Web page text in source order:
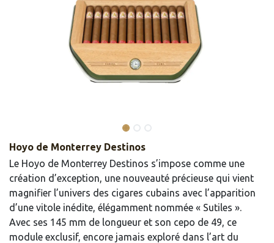
Hoyo de Monterrey Destinos
Le Hoyo de Monterrey Destinos s’impose comme une
création d’exception, une nouveauté précieuse qui vient
magnifier l’univers des cigares cubains avec l’apparition
d’une vitole inédite, élégamment nommée « Sutiles ».
Avec ses 145 mm de longueur et son cepo de 49, ce
module exclusif, encore jamais exploré dans l’art du